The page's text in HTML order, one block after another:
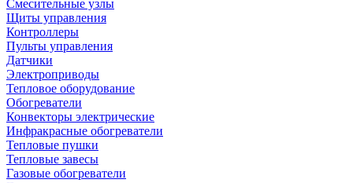
Смесительные узлы
Щиты управления
Контроллеры
Пульты управления
Датчики
Электроприводы
Тепловое оборудование
Обогреватели
Конвекторы электрические
Инфракрасные обогреватели
Тепловые пушки
Тепловые завесы
Газовые обогреватели